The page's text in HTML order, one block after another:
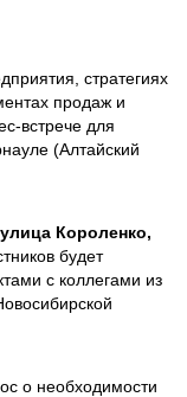
стратегиях
продаж и
встрече для
(Алтайский
Короленко,
будет
с коллегами из
о необходимости